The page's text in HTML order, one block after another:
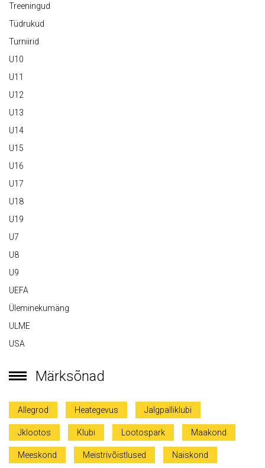
Treeningud
Tüdrukud
Turniirid
U10
U11
U12
U13
U14
U15
U16
U17
U18
U19
U7
U8
U9
UEFA
Üleminekumäng
ULME
USA
Märksõnad
Allegrod Heategevus Jalgpalliklubi
Jklootos Klubi Lootospark Maakond
Meeskond Meistrivõistlused Naiskond